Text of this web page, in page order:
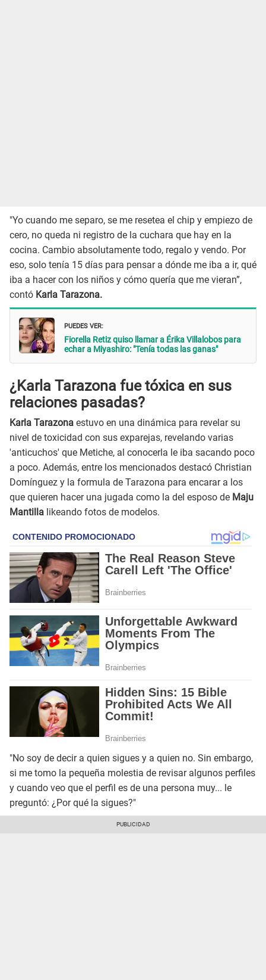
"Yo cuando me separo, se me resetea el chip y empiezo de
cero, no queda ni registro de la cuchara que hay en la
cocina. Cambio absolutamente todo, regalo y vendo. Por
eso, solo tenía 15 días para pensar a dónde me iba a ir, qué
iba a hacer con los niños y cómo quería que me vieran”,
contó Karla Tarazona.
PUEDES VER:
Fiorella Retiz quiso llamar a Érika Villalobos para
echar a Miyashiro: "Tenía todas las ganas"
¿Karla Tarazona fue tóxica en sus
relaciones pasadas?
Karla Tarazona estuvo en una dinámica para revelar su
nivel de toxicidad con sus exparejas, revelando varias
'anticuchos' que Metiche, al conocerla le iba sacando poco
a poco. Además, entre los mencionados destacó Christian
Domínguez y la formula de Tarazona para encarar a los
que quieren hacer una jugada como la del esposo de Maju
Mantilla likeando fotos de modelos.
"No soy de decir a quien sigues y a quien no. Sin embargo,
si me tomo la pequeña molestia de revisar algunos perfiles
y cuando veo que el perfil es de una persona muy... le
preguntó: ¿Por qué la sigues?"